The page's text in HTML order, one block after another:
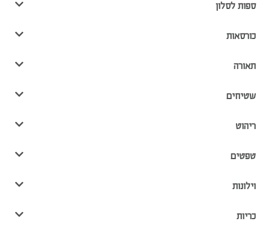
ספות לסלון
כורסאות
תאורה
שטיחים
ריהוט
טפטים
וילונות
כריות